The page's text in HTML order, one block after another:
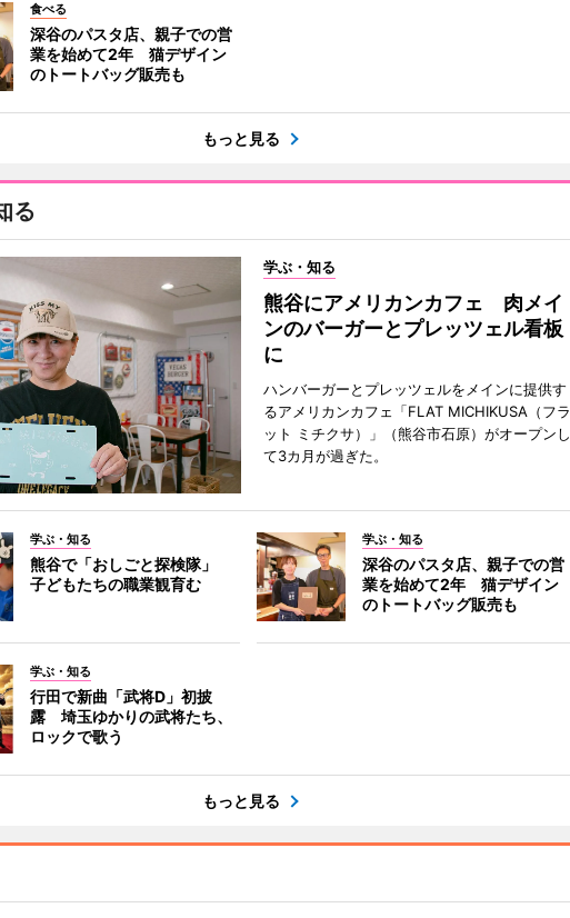
食べる
深谷のパスタ店、親子での営
業を始めて2年 猫デザイン
のトートバッグ販売も
もっと見る
る
学ぶ・知る
熊谷にアメリカンカフェ 肉メイ
ンのバーガーとプレッツェル看板
に
ハンバーガーとプレッツェルをメインに提供す
るアメリカンカフェ「FLAT MICHIKUSA（フラ
ット ミチクサ）」（熊谷市石原）がオープンし
て3カ月が過ぎた。
学ぶ・知る
熊谷で「おしごと探検隊」
子どもたちの職業観育む
学ぶ・知る
深谷のパスタ店、親子での営
業を始めて2年 猫デザイン
のトートバッグ販売も
学ぶ・知る
行田で新曲「武将D」初披
露 埼玉ゆかりの武将たち、
ロックで歌う
もっと見る